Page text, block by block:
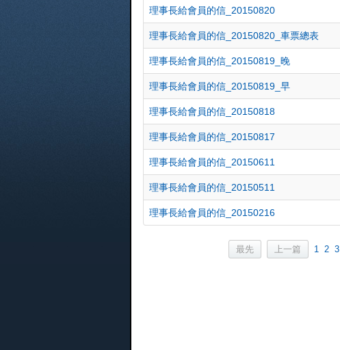
理事長給會員的信_20150820
理事長給會員的信_20150820_車票總表
理事長給會員的信_20150819_晚
理事長給會員的信_20150819_早
理事長給會員的信_20150818
理事長給會員的信_20150817
理事長給會員的信_20150611
理事長給會員的信_20150511
理事長給會員的信_20150216
最先 上一篇 1 2 3